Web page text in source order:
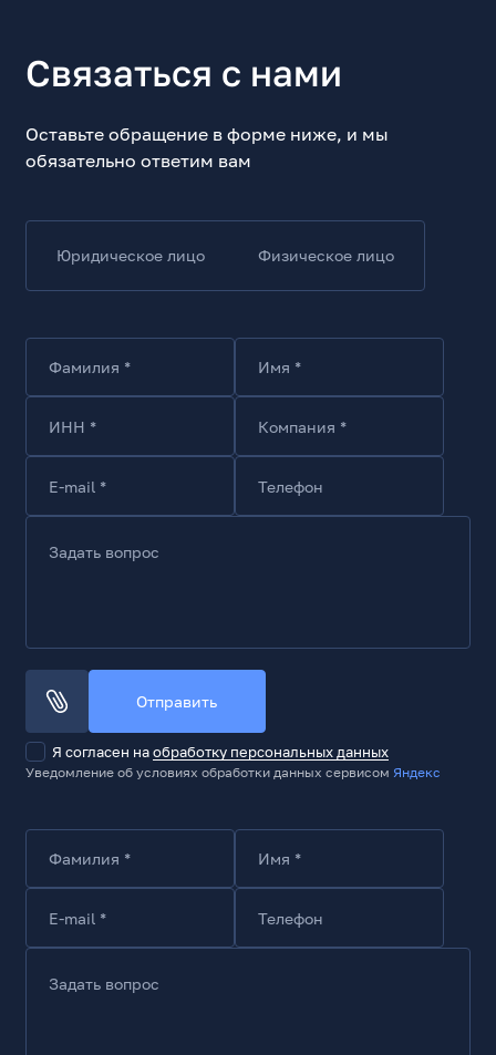
Низкий профиль платы
Нет
100
Особенности
Сетевой адаптер, руководство пользователя
Связаться с нами
Оставьте обращение в форме ниже, и мы
обязательно ответим вам
Юридическое лицо Физическое лицо
Фамилия * Имя *
ИНН * Компания *
E-mail * Телефон
Задать вопрос
Отправить
Я согласен наобработку персональных данных
Уведомление об условиях обработки данных сервисом Яндекс
Фамилия * Имя *
E-mail * Телефон
Задать вопрос